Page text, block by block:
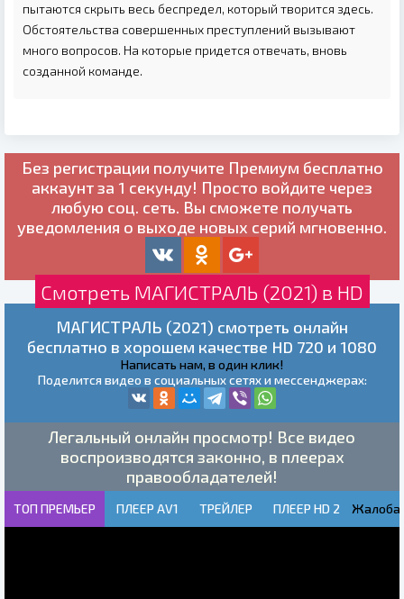
пытаются скрыть весь беспредел, который творится здесь.
Обстоятельства совершенных преступлений вызывают
много вопросов. На которые придется отвечать, вновь
созданной команде.
Без регистрации получите Премиум бесплатно
аккаунт за 1 секунду! Просто войдите через
любую соц. сеть. Вы сможете получать
уведомления о выходе новых серий мгновенно.
Смотреть МАГИСТРАЛЬ (2021) в HD
МАГИСТРАЛЬ (2021) смотреть онлайн
бесплатно в хорошем качестве HD 720 и 1080
Написать нам, в один клик!
Поделится видео в социальных сетях и мессенджерах:
Легальный онлайн просмотр! Все видео
воспроизводятся законно, в плеерах
правообладателей!
ТОП ПРЕМЬЕР ПЛЕЕР AV1 ТРЕЙЛЕР ПЛЕЕР HD 2 Жалоба!